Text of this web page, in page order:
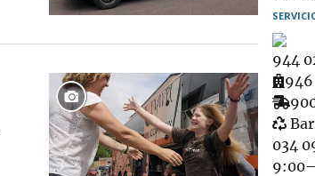
944
946
de
034